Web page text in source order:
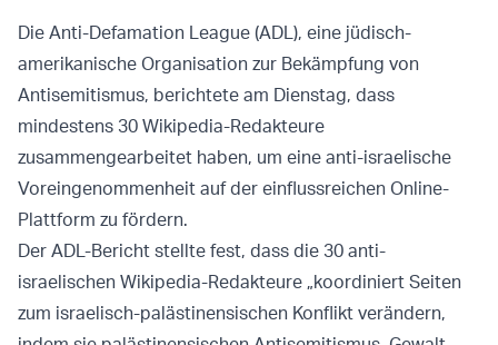
Die Anti-Defamation League (ADL), eine jüdisch-
amerikanische Organisation zur Bekämpfung von
Antisemitismus, berichtete am Dienstag, dass
mindestens 30 Wikipedia-Redakteure
zusammengearbeitet haben, um eine anti-israelische
Voreingenommenheit auf der einflussreichen Online-
Plattform zu fördern.
Der ADL-Bericht stellte fest, dass die 30 anti-
israelischen Wikipedia-Redakteure „koordiniert Seiten
zum israelisch-palästinensischen Konflikt verändern,